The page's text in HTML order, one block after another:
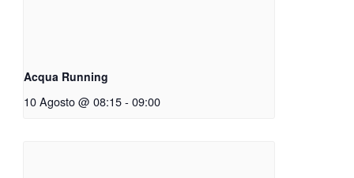
Acqua Running
10 Agosto @ 08:15 - 09:00